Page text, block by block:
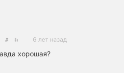
6 лет назад
хорошая?